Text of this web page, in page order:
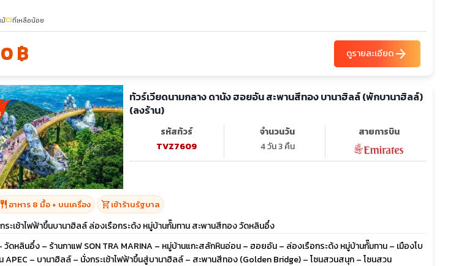
ม้confirmation_numberที่เหลือน้อย
฿ ดูรายละเอียดarrow_forward
ทัวร์เวียดนามกลาง ดานัง ฮอยอัน สะพานสีทอง บานาฮิลล์ (พักบานาฮิลล์)
(ลงร้าน)
รหัสทัวร์
TVZ7609
จำนวนวัน
4 วัน 3 คืน
สายการบิน
restaurant อาหาร 8 มื้อ + บนเครื่อง shopping_cartเข้าร้านรัฐบาล
ระเช้าไฟฟ้าขึ้นบานาฮิลล์ ล่องเรือกระด้ง หมู่บ้านกั๊มทาน สะพานสีทอง วัดหลินอึ๋ง
วัดหลินอึ๋ง – ร้านกาแฟ SON TRA MARINA – หมู่บ้านแกะสลักหินอ่อน – ฮอยอัน – ล่องเรือกระด้ง หมู่บ้านกั๊มทาน – เมืองโบ
– บานาฮิลล์ – นั่งกระเช้าไฟฟ้าขึ้นสู่บานาฮิลล์ – สะพานสีทอง (Golden Bridge) – โซนสวนสนุก – โซนสวน